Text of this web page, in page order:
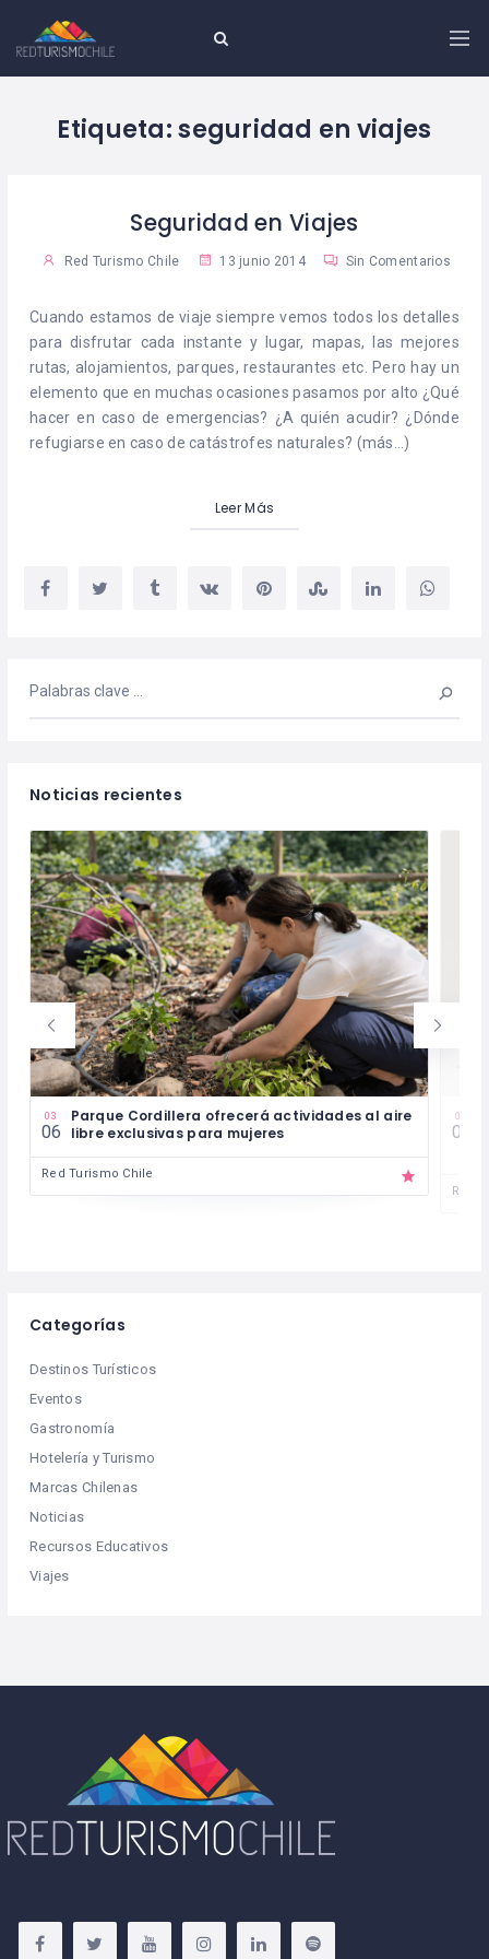
Etiqueta:seguridad en viajes
Seguridad en Viajes
Red Turismo Chile 13 junio 2014 Sin Comentarios
Cuando estamos de viaje siempre vemos todos los detalles
para disfrutar cada instante y lugar, mapas, las mejores
rutas, alojamientos, parques, restaurantes etc. Pero hay un
elemento que en muchas ocasiones pasamos por alto ¿Qué
hacer en caso de emergencias? ¿A quién acudir? ¿Dónde
refugiarse en caso de catástrofes naturales? (más…)
Leer Más
Noticias recientes
03
06
Parque Cordillera ofrecerá actividades al aire
libre exclusivas para mujeres
Red Turismo Chile
03
04
Red
Categorías
Destinos Turísticos
Eventos
Gastronomía
Hotelería y Turismo
Marcas Chilenas
Noticias
Recursos Educativos
Viajes